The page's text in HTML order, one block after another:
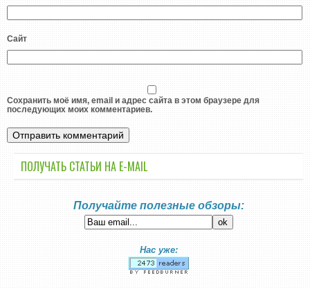
Сайт
Сохранить моё имя, email и адрес сайта в этом браузере для
последующих моих комментариев.
ПОЛУЧАТЬ СТАТЬИ НА E-MАIL
Получайте полезные обзоры:
Нас уже: